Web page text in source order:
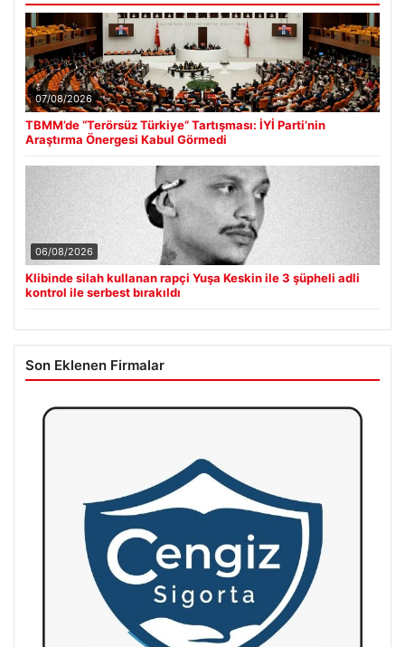
07/08/2026
TBMM’de “Terörsüz Türkiye” Tartışması: İYİ Parti’nin
Araştırma Önergesi Kabul Görmedi
06/08/2026
Klibinde silah kullanan rapçi Yuşa Keskin ile 3 şüpheli adli
kontrol ile serbest bırakıldı
Son Eklenen Firmalar